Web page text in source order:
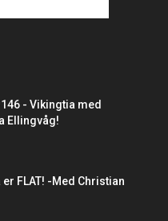
- Vikingtia med
Ellingvåg!
FLAT! -Med Christian